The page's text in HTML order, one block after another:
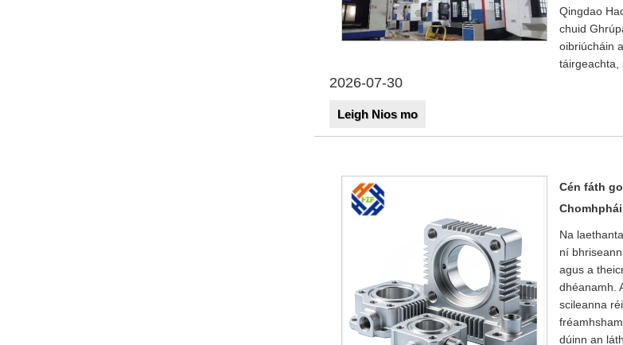
Qingdao
chuid
oibriúcháin
táirgeachta,
2026-07-30
Leigh Nios mo
Cén fáth
Na
ní
agus a
dhéanamh.
scileanna
dúinn an